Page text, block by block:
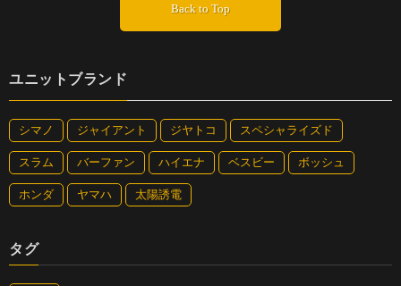
Back to Top
ユニットブランド
シマノ ジャイアント ジヤトコ スペシャライズド
スラム バーファン ハイエナ ベスビー ボッシュ
ホンダ ヤマハ 太陽誘電
タグ